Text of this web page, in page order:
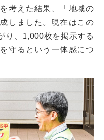
考えた結果、「地域の
しました。現在はこの
り、1,000枚を掲示する
守るという一体感につ